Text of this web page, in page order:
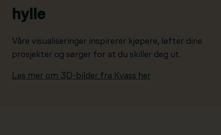
hylle
Våre visualiseringer inspirerer kjøpere, løfter dine
prosjekter og sørger for at du skiller deg ut.
Les mer om 3D-bilder fra Kvass her